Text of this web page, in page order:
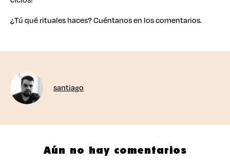
¿Tú qué rituales haces? Cuéntanos en los comentarios.
santiago
Aún no hay comentarios